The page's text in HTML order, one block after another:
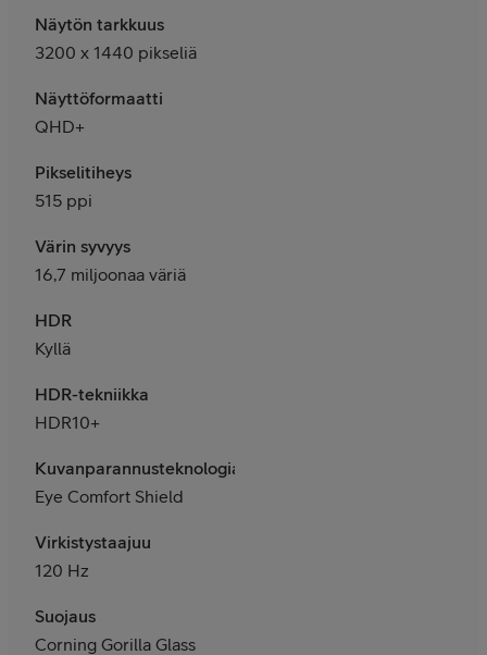
Näytön tarkkuus
3200 x 1440 pikseliä
Näyttöformaatti
QHD+
Pikselitiheys
515 ppi
Värin syvyys
16,7 miljoonaa väriä
HDR
Kyllä
HDR-tekniikka
HDR10+
Kuvanparannusteknologia
Eye Comfort Shield
Virkistystaajuu
120 Hz
Suojaus
Corning Gorilla Glass